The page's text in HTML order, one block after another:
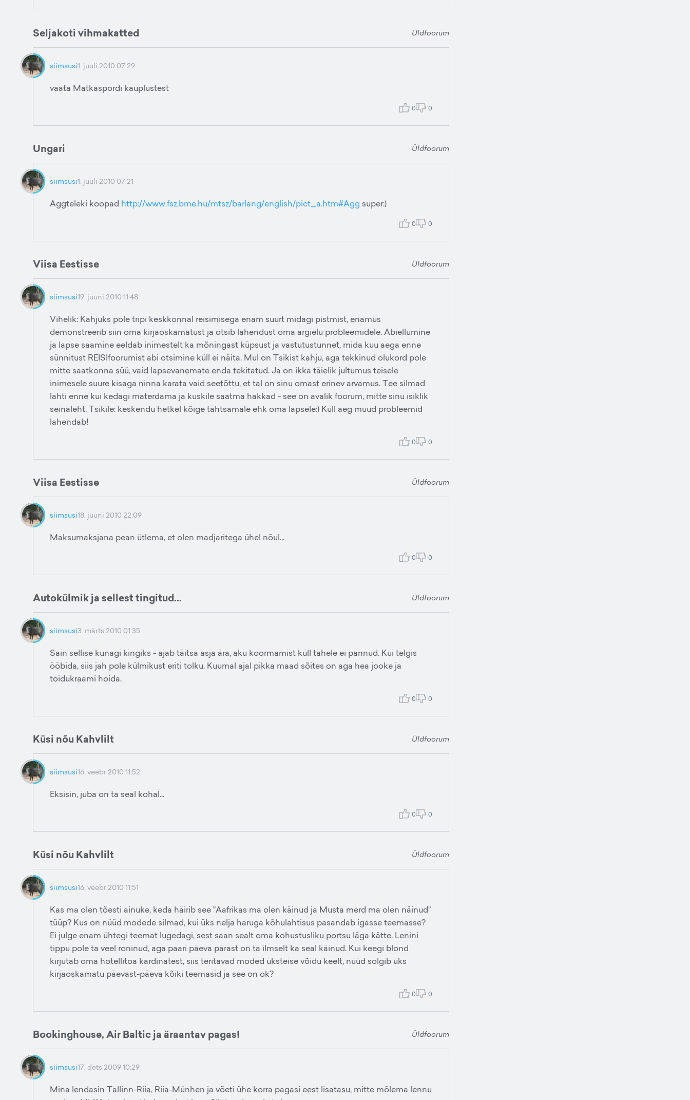
Seljakoti vihmakatted Üldfoorum
siimsusi1. juuli 2010 07:29
vaata Matkaspordi kauplustest
0 0
Ungari Üldfoorum
siimsusi1. juuli 2010 07:21
Aggteleki koopad http://www.fsz.bme.hu/mtsz/barlang/english/pict_a.htm#Agg super:)
0 0
Viisa Eestisse Üldfoorum
siimsusi19. juuni 2010 11:48
Vihelik: Kahjuks pole tripi keskkonnal reisimisega enam suurt midagi pistmist, enamus
demonstreerib siin oma kirjaoskamatust ja otsib lahendust oma argielu probleemidele. Abiellumine
ja lapse saamine eeldab inimestelt ka mõningast küpsust ja vastutustunnet, mida kuu aega enne
sünnitust REISIfoorumist abi otsimine küll ei näita. Mul on Tsikist kahju, aga tekkinud olukord pole
mitte saatkonna süü, vaid lapsevanemate enda tekitatud. Ja on ikka täielik jultumus teisele
inimesele suure kisaga ninna karata vaid seetõttu, et tal on sinu omast erinev arvamus. Tee silmad
lahti enne kui kedagi materdama ja kuskile saatma hakkad - see on avalik foorum, mitte sinu isiklik
seinaleht. Tsikile: keskendu hetkel kõige tähtsamale ehk oma lapsele:) Küll aeg muud probleemid
lahendab!
0 0
Viisa Eestisse Üldfoorum
siimsusi18. juuni 2010 22:09
Maksumaksjana pean ütlema, et olen madjaritega ühel nõul...
0 0
Autokülmik ja sellest tingitud... Üldfoorum
siimsusi3. märts 2010 01:35
Sain sellise kunagi kingiks - ajab täitsa asja ära, aku koormamist küll tähele ei pannud. Kui telgis
ööbida, siis jah pole külmikust eriti tolku. Kuumal ajal pikka maad sõites on aga hea jooke ja
toidukraami hoida.
0 0
Küsi nõu Kahvlilt Üldfoorum
siimsusi16. veebr 2010 11:52
Eksisin, juba on ta seal kohal...
0 0
Küsi nõu Kahvlilt Üldfoorum
siimsusi16. veebr 2010 11:51
Kas ma olen tõesti ainuke, keda häirib see "Aafrikas ma olen käinud ja Musta merd ma olen näinud"
tüüp? Kus on nüüd modede silmad, kui üks nelja haruga kõhulahtisus pasandab igasse teemasse?
Ei julge enam ühtegi teemat lugedagi, sest saan sealt oma kohustusliku portsu läga kätte. Lenini
tippu pole ta veel roninud, aga paari päeva pärast on ta ilmselt ka seal käinud. Kui keegi blond
kirjutab oma hotellitoa kardinatest, siis teritavad moded üksteise võidu keelt, nüüd solgib üks
kirjaoskamatu päevast-päeva kõiki teemasid ja see on ok?
0 0
Bookinghouse, Air Baltic ja äraantav pagas! Üldfoorum
siimsusi17. dets 2009 10:29
Mina lendasin Tallinn-Riia, Riia-Münhen ja võeti ühe korra pagasi eest lisatasu, mitte mõlema lennu